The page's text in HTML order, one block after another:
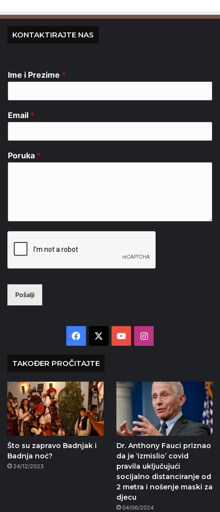
KONTAKTIRAJTE NAS
Ime i Prezime *
Email *
Poruka *
Pošalji
Facebook YouTubeInstagram
TAKOĐER PROČITAJTE
Što su zapravo Badnjak i
Badnja noć?
24/12/2023
Dr. Anthony Fauci priznao
da je ‘izmislio’ covid
pravila uključujući
socijalno distanciranje od
2 metra i nošenje maski za
djecu
04/06/2024